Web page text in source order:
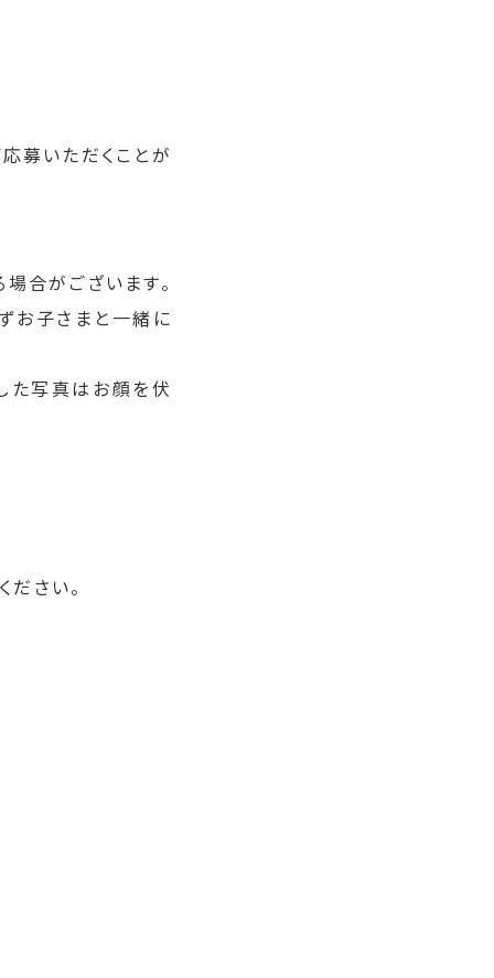
募いただくことが
合がございます。
お子さまと一緒に
た写真はお顔を伏
さい。